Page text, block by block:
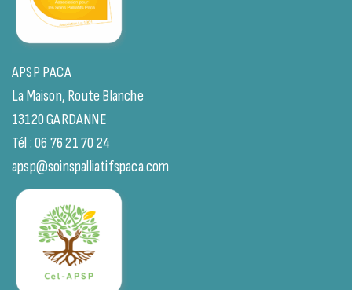
APSP PACA
La Maison, Route Blanche
13120 GARDANNE
Tél : 06 76 21 70 24
apsp@soinspalliatifspaca.com